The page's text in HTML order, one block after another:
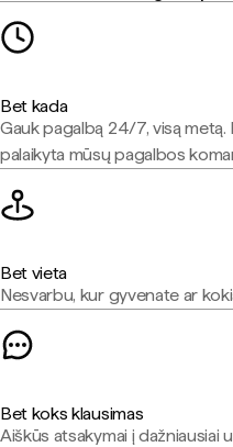
Bet kada
Gauk pagalbą 24/7, visą
palaikyta mūsų pagalbos
Bet vieta
Nesvarbu, kur gyvenate ar
Bet koks klausimas
Aiškūs atsakymai į dažniausiai